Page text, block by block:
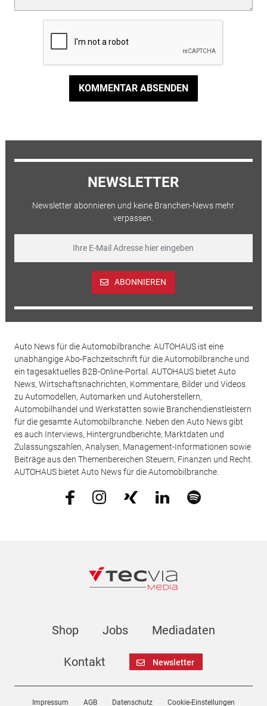
KOMMENTAR ABSENDEN
NEWSLETTER
Newsletter abonnieren und keine Branchen-News mehr
verpassen.
ABONNIEREN
Auto News für die Automobilbranche: AUTOHAUS ist eine
unabhängige Abo-Fachzeitschrift für die Automobilbranche und
ein tagesaktuelles B2B-Online-Portal. AUTOHAUS bietet Auto
News, Wirtschaftsnachrichten, Kommentare, Bilder und Videos
zu Automodellen, Automarken und Autoherstellern,
Automobilhandel und Werkstätten sowie Branchendienstleistern
für die gesamte Automobilbranche. Neben den Auto News gibt
es auch Interviews, Hintergrundberichte, Marktdaten und
Zulassungszahlen, Analysen, Management-Informationen sowie
Beiträge aus den Themenbereichen Steuern, Finanzen und Recht.
AUTOHAUS bietet Auto News für die Automobilbranche.
Shop Jobs Mediadaten
Kontakt Newsletter
Impressum AGB Datenschutz Cookie-Einstellungen